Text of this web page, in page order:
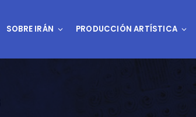
SOBRE IRÁN PRODUCCIÓN ARTÍSTICA